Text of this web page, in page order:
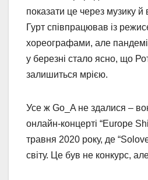
показати це через музику й
Гурт співпрацював із
хореографами, але
у березні стало ясно, що
залишиться мрією.
Усе ж Go_A не здалися –
онлайн-концерті “Europe
травня 2020 року, де
світу. Це був не конкурс,